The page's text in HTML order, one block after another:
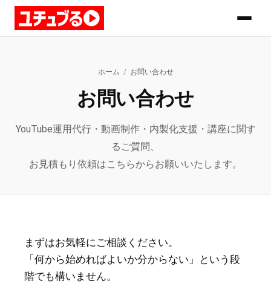
ホーム / お問い合わせ
お問い合わせ
YouTube運用代行・動画制作・内製化支援・講座に関す
るご質問、
お見積もり依頼はこちらからお願いいたします。
まずはお気軽にご相談ください。
「何から始めればよいか分からない」という段
階でも構いません。